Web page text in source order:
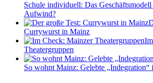
Schule individuell: Das
Aufwind?
Currywurst in Mainz
Theatergruppen
So wohnt Mainz: Gelebte „Indegration“